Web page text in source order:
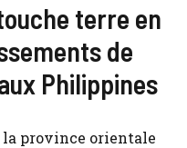
terre en
de
Philippines
la province orientale